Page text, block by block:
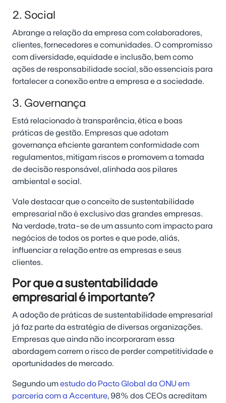
2. Social
Abrange a relação da empresa com colaboradores,
clientes, fornecedores e comunidades. O compromisso
com diversidade, equidade e inclusão, bem como
ações de responsabilidade social, são essenciais para
fortalecer a conexão entre a empresa e a sociedade.
3. Governança
Está relacionado à transparência, ética e boas
práticas de gestão. Empresas que adotam
governança eficiente garantem conformidade com
regulamentos, mitigam riscos e promovem a tomada
de decisão responsável, alinhada aos pilares
ambiental e social.
Vale destacar que o conceito de sustentabilidade
empresarial não é exclusivo das grandes empresas.
Na verdade, trata-se de um assunto com impacto para
negócios de todos os portes e que pode, aliás,
influenciar a relação entre as empresas e seus
clientes.
Por que a sustentabilidade
empresarial é importante?
A adoção de práticas de sustentabilidade empresarial
já faz parte da estratégia de diversas organizações.
Empresas que ainda não incorporaram essa
abordagem correm o risco de perder competitividade e
oportunidades de mercado.
Segundo um estudo do Pacto Global da ONU em
parceria com a Accenture, 98% dos CEOs acreditam